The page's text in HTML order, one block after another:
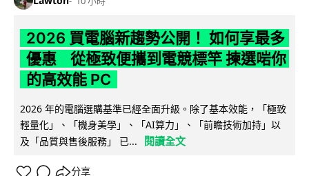
2026 買電腦新趨勢公開！ 如何享最多
優惠 從極致便攜到電競標竿 揀選啱你
的高效能 PC
2026 年的電腦選購基準已經全面升級。除了基本效能，「極致
輕量化」、「機身美學」、「AI算力」、「前瞻技術加持」以
及「品質與售後服務」 已...
閱讀全文
分享